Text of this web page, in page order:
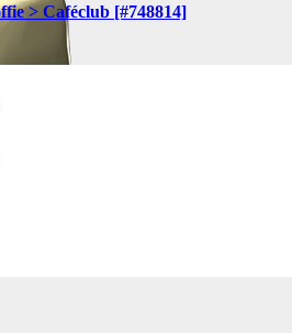
> Caféclub [#748814]